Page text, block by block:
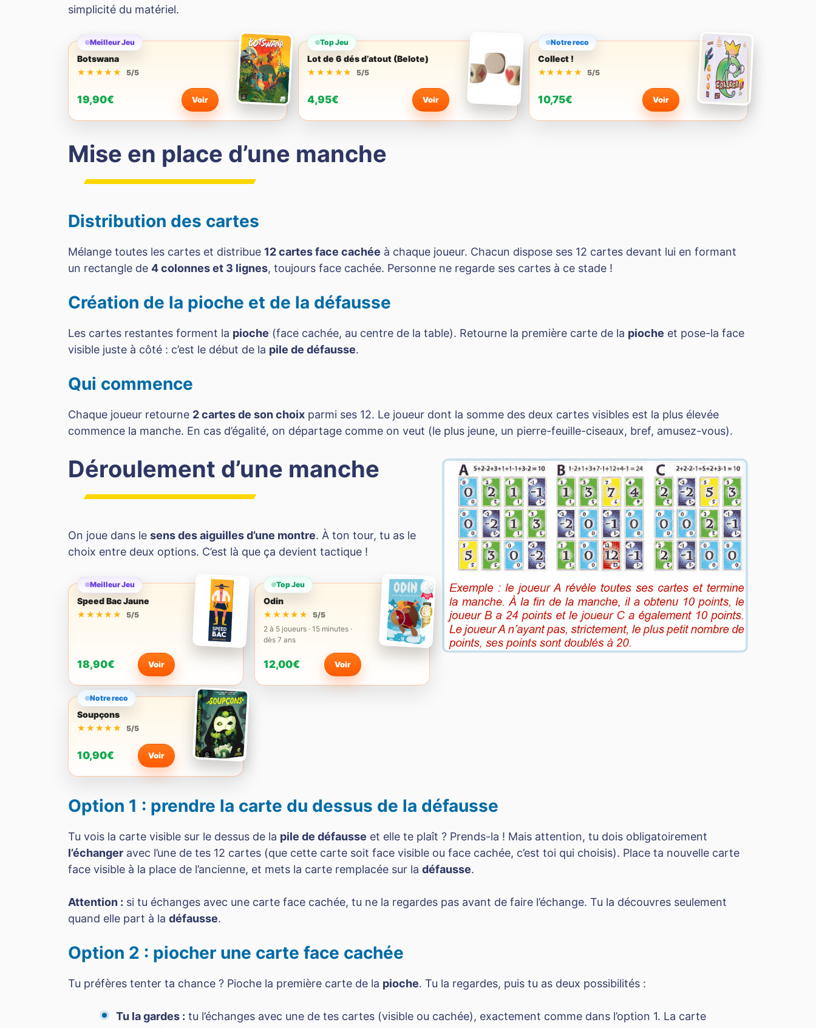
simplicité du matériel.
Meilleur Jeu
Botswana
★★★★★
★★★★★ 5/5
19,90€ Voir
Top Jeu
Lot de 6 dés d’atout (Belote)
★★★★★
★★★★★ 5/5
4,95€ Voir
Notre reco
Collect !
★★★★★
★★★★★ 5/5
10,75€ Voir
Mise en place d’une manche
Distribution des cartes
Mélange toutes les cartes et distribue 12 cartes face cachée à chaque joueur. Chacun dispose ses 12 cartes devant lui en formant
un rectangle de 4 colonnes et 3 lignes, toujours face cachée. Personne ne regarde ses cartes à ce stade !
Création de la pioche et de la défausse
Les cartes restantes forment la pioche (face cachée, au centre de la table). Retourne la première carte de la pioche et pose-la face
visible juste à côté : c’est le début de la pile de défausse.
Qui commence
Chaque joueur retourne 2 cartes de son choix parmi ses 12. Le joueur dont la somme des deux cartes visibles est la plus élevée
commence la manche. En cas d’égalité, on départage comme on veut (le plus jeune, un pierre-feuille-ciseaux, bref, amusez-vous).
Déroulement d’une manche
On joue dans le sens des aiguilles d’une montre. À ton tour, tu as le
choix entre deux options. C’est là que ça devient tactique !
Meilleur Jeu
Speed Bac Jaune
★★★★★
★★★★★ 5/5
18,90€ Voir
Top Jeu
Odin
★★★★★
★★★★★
5/5
2 à 5 joueurs · 15 minutes ·
dès 7 ans
12,00€ Voir
Notre reco
Soupçons
★★★★★
★★★★★ 5/5
10,90€ Voir
Option 1 : prendre la carte du dessus de la défausse
Tu vois la carte visible sur le dessus de la pile de défausse et elle te plaît ? Prends-la ! Mais attention, tu dois obligatoirement
l’échanger avec l’une de tes 12 cartes (que cette carte soit face visible ou face cachée, c’est toi qui choisis). Place ta nouvelle carte
face visible à la place de l’ancienne, et mets la carte remplacée sur la défausse.
Attention : si tu échanges avec une carte face cachée, tu ne la regardes pas avant de faire l’échange. Tu la découvres seulement
quand elle part à la défausse.
Option 2 : piocher une carte face cachée
Tu préfères tenter ta chance ? Pioche la première carte de la pioche. Tu la regardes, puis tu as deux possibilités :
Tu la gardes : tu l’échanges avec une de tes cartes (visible ou cachée), exactement comme dans l’option 1. La carte